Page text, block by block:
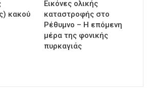
κακού
Εικόνες ολικής
καταστροφής στο
Ρέθυμνο – Η επόμενη
μέρα της φονικής
πυρκαγιάς